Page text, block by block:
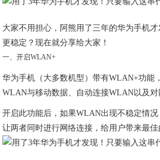
大家不用担心，阿熊用了三年的华为手机
更稳定？现在就分享给大家！
一、开启WLAN+
华为手机（大多数机型）带有WLAN+功能
WLAN与移动数据、自动连接WLAN以及对
开启此功能后，如果WLAN出现不稳定情况
让两者同时进行网络连接，给用户带来最佳